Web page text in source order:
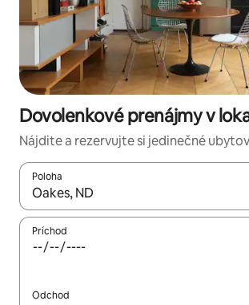
Dovolenkové prenájmy v
Nájdite a rezervujte si jedinečné
Poloha
Keď budú výsledky k dispozícii, môžete
Príchod
Odchod